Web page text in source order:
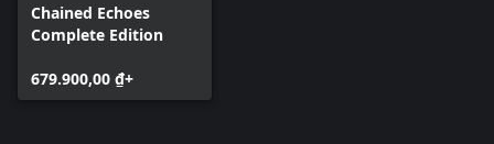
Chained Echoes
Complete Edition
679.900,00 ₫+